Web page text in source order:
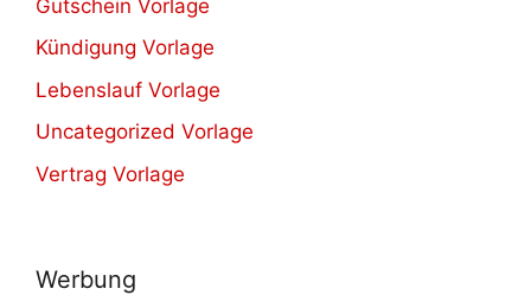
Gutschein Vorlage
Kündigung Vorlage
Lebenslauf Vorlage
Uncategorized Vorlage
Vertrag Vorlage
Werbung